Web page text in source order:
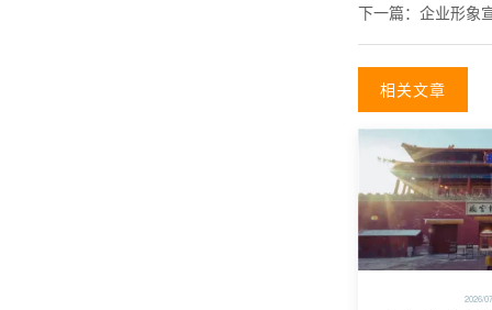
下一篇： 企业形象
相关文章
2026/